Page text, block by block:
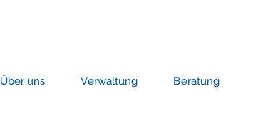
Über uns Verwaltung Beratung